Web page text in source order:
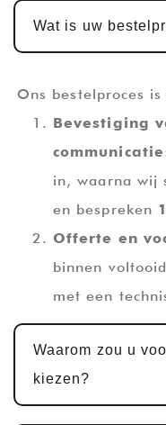
Wat is uw
Ons bestelproces
Bevestiging
communicatie
in, waarna wij
en bespreken
Offerte en
binnen voltooid
met een
Ontwerp en
Zodra de
standaard
15
Waarom zou u
kiezen?